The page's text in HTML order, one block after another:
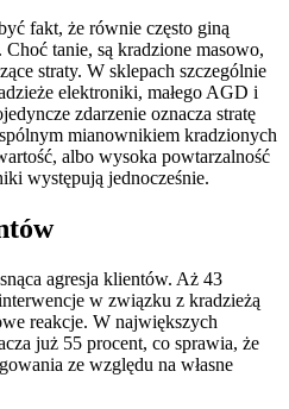
fakt, że równie często giną
Choć tanie, są kradzione masowo,
straty. W sklepach szczególnie
elektroniki, małego AGD i
zdarzenie oznacza stratę
mianownikiem kradzionych
albo wysoka powtarzalność
występują jednocześnie.
agresja klientów. Aż 43
w związku z kradzieżą
reakcje. W największych
już 55 procent, co sprawia, że
ze względu na własne